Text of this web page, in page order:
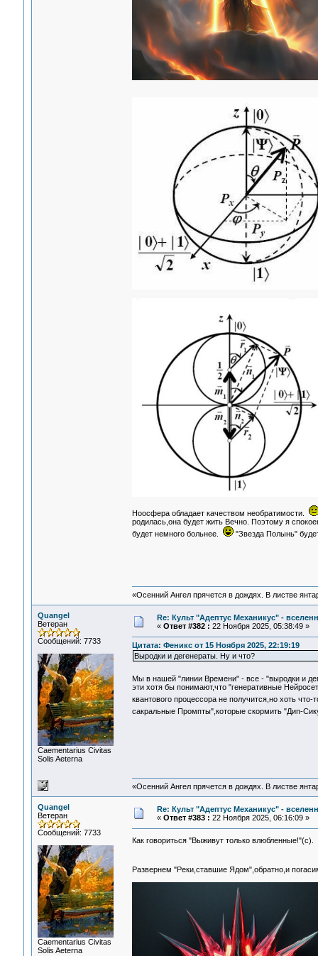
Ноосфера обладает качеством необратимости.
родилась,она будет жить Вечно. Поэтому я
будет немного больнее.
"Звезда Полынь"
«Осенний Ангел прячется в дождях. В листве
Quangel
Ветеран
Сообщений: 7733
Сaementarius Civitas
Solis Aeterna
Re: Культ "Адептус Механикус" -
« Ответ #382 : 22 Ноября 2025, 05:38:49 »
Цитата: Феникс от 15 Ноября 2025, 22:19:19
Выродки и дегенераты. Ну и что?
Мы в нашей "линии Времени" - все - "выродки и
эти хотя бы понимают,что "генеративные
квантового процессора не получится,но хоть что-
сакральные Промпты",которые скормить "Дип-
«Осенний Ангел прячется в дождях. В листве
Quangel
Ветеран
Сообщений: 7733
Сaementarius Civitas
Solis Aeterna
Re: Культ "Адептус Механикус" -
« Ответ #383 : 22 Ноября 2025, 06:16:09 »
Как говориться "Выживут только влюбленные!"(с).
Развернем "Реки,ставшие Ядом",обратно,и